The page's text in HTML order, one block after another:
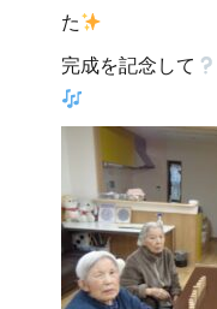
た
完成を記念して